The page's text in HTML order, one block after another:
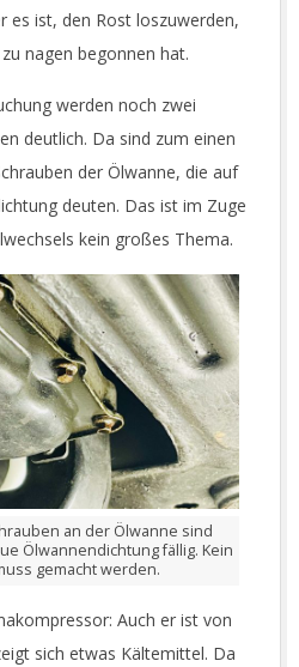
es ist, den Rost loszuwerden,
nagen begonnen hat.
werden noch zwei
deutlich. Da sind zum einen
der Ölwanne, die auf
deuten. Das ist im Zuge
kein großes Thema.
an der Ölwanne sind
Ölwannendichtung fällig. Kein
gemacht werden.
Auch er ist von
sich etwas Kältemittel. Da